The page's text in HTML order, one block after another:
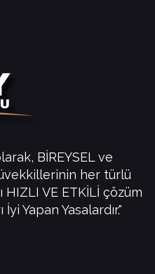
BİREYSEL ve
her türlü
HIZLI VE ETKİLİ çözüm
Yapan Yasalardır."